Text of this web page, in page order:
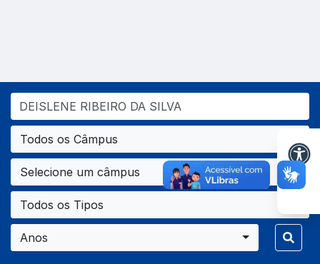
Todos os Câmpus
Selecione um câmpus
Todos os Tipos
Anos